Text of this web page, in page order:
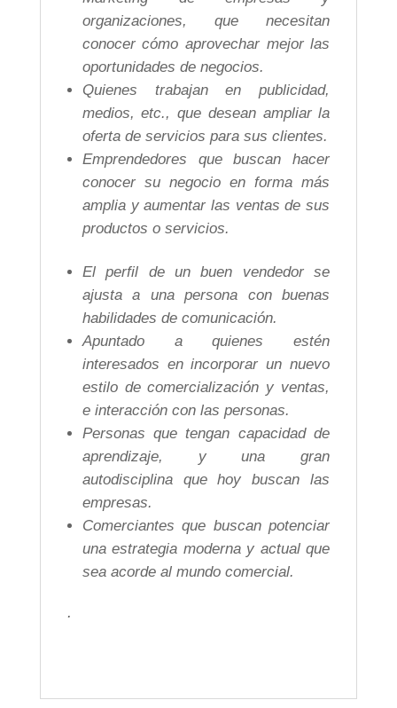
organizaciones, que necesitan
conocer cómo aprovechar mejor las
oportunidades de negocios.
Quienes trabajan en publicidad,
medios, etc., que desean ampliar la
oferta de servicios para sus clientes.
Emprendedores que buscan hacer
conocer su negocio en forma más
amplia y aumentar las ventas de sus
productos o servicios.
El perfil de un buen vendedor se
ajusta a una persona con buenas
habilidades de comunicación.
Apuntado a quienes estén
interesados en incorporar un nuevo
estilo de comercialización y ventas,
e interacción con las personas.
Personas que tengan capacidad de
aprendizaje, y una gran
autodisciplina que hoy buscan las
empresas.
Comerciantes que buscan potenciar
una estrategia moderna y actual que
sea acorde al mundo comercial.
.